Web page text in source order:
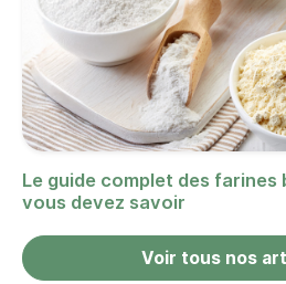
Le guide complet des farines
vous devez savoir
Voir tous nos